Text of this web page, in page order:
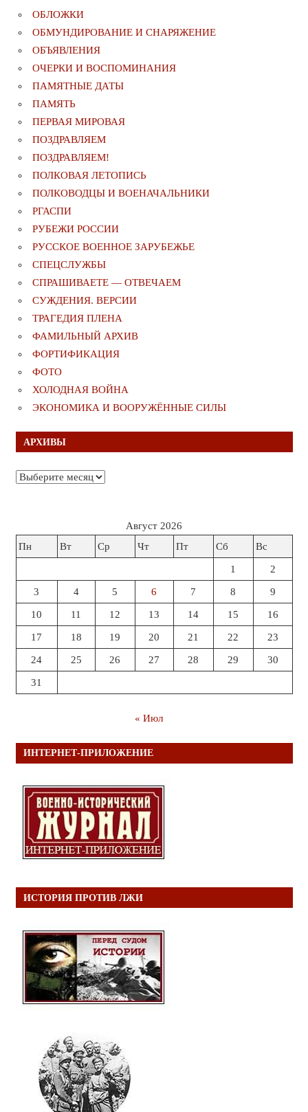
ОБЛОЖКИ
ОБМУНДИРОВАНИЕ И СНАРЯЖЕНИЕ
ОБЪЯВЛЕНИЯ
ОЧЕРКИ И ВОСПОМИНАНИЯ
ПАМЯТНЫЕ ДАТЫ
ПАМЯТЬ
ПЕРВАЯ МИРОВАЯ
ПОЗДРАВЛЯЕМ
ПОЗДРАВЛЯЕМ!
ПОЛКОВАЯ ЛЕТОПИСЬ
ПОЛКОВОДЦЫ И ВОЕНАЧАЛЬНИКИ
РГАСПИ
РУБЕЖИ РОССИИ
РУССКОЕ ВОЕННОЕ ЗАРУБЕЖЬЕ
СПЕЦСЛУЖБЫ
СПРАШИВАЕТЕ — ОТВЕЧАЕМ
СУЖДЕНИЯ. ВЕРСИИ
ТРАГЕДИЯ ПЛЕНА
ФАМИЛЬНЫЙ АРХИВ
ФОРТИФИКАЦИЯ
ФОТО
ХОЛОДНАЯ ВОЙНА
ЭКОНОМИКА И ВООРУЖЁННЫЕ СИЛЫ
АРХИВЫ
Архивы
Август 2026
Пн
Вт Ср Чт Пт Сб Вс
1 2
3 4 5 6 7 8 9
10 11 12 13 14 15 16
17 18 19 20 21 22 23
24 25 26 27 28 29 30
31
« Июл
ИНТЕРНЕТ-ПРИЛОЖЕНИЕ
ИСТОРИЯ ПРОТИВ ЛЖИ